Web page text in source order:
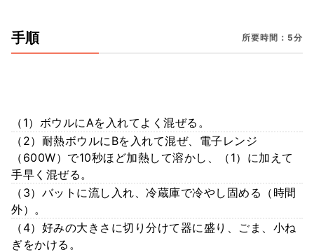
手順 所要時間：5分
（1）ボウルにAを入れてよく混ぜる。
（2）耐熱ボウルにBを入れて混ぜ、電子レンジ
（600W）で10秒ほど加熱して溶かし、（1）に加えて
手早く混ぜる。
（3）バットに流し入れ、冷蔵庫で冷やし固める（時間
外）。
（4）好みの大きさに切り分けて器に盛り、ごま、小ね
ぎをかける。